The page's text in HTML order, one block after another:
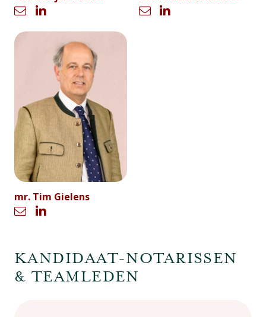
mr. Tim Gielens
KANDIDAAT-NOTARISSEN
& TEAMLEDEN